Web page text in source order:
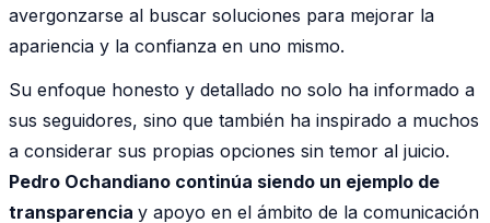
avergonzarse al buscar soluciones para mejorar la
apariencia y la confianza en uno mismo.
Su enfoque honesto y detallado no solo ha informado a
sus seguidores, sino que también ha inspirado a muchos
a considerar sus propias opciones sin temor al juicio.
Pedro Ochandiano continúa siendo un ejemplo de
transparencia y apoyo en el ámbito de la comunicación